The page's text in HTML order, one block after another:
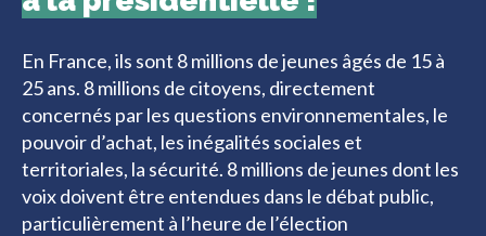
En France, ils sont 8 millions de jeunes âgés de 15 à
25 ans. 8 millions de citoyens, directement
concernés par les questions environnementales, le
pouvoir d’achat, les inégalités sociales et
territoriales, la sécurité. 8 millions de jeunes dont les
voix doivent être entendues dans le débat public,
particulièrement à l’heure de l’élection